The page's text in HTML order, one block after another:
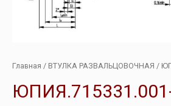
Главная / ВТУЛКА РАЗВАЛЬЦОВОЧНАЯ /